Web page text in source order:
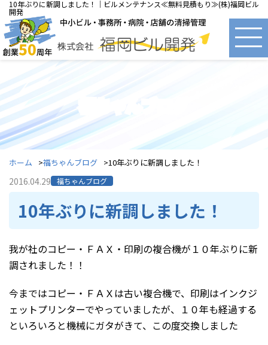
10年ぶりに新調しました！｜ビルメンテナンス≪無料見積もり≫(株)福岡ビル
開発
福ちゃんブログ
ホーム 福ちゃんブログ 10年ぶりに新調しました！
2016.04.29 福ちゃんブログ
10年ぶりに新調しました！
我が社のコピー・ＦＡＸ・印刷の複合機が１０年ぶりに新
調されました！！
今まではコピー・ＦＡＸは古い複合機で、印刷はインクジ
ェットプリンターでやっていましたが、１０年も経過する
といろいろと機械にガタがきて、この度交換しました